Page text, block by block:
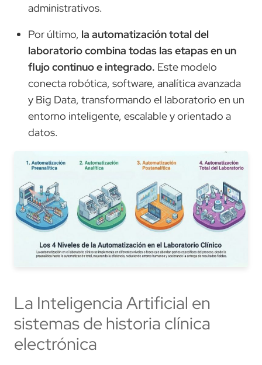
administrativos.
Por último, la automatización total del
laboratorio combina todas las etapas en un
flujo continuo e integrado. Este modelo
conecta robótica, software, analítica avanzada
y Big Data, transformando el laboratorio en un
entorno inteligente, escalable y orientado a
datos.
La Inteligencia Artificial en
sistemas de historia clínica
electrónica